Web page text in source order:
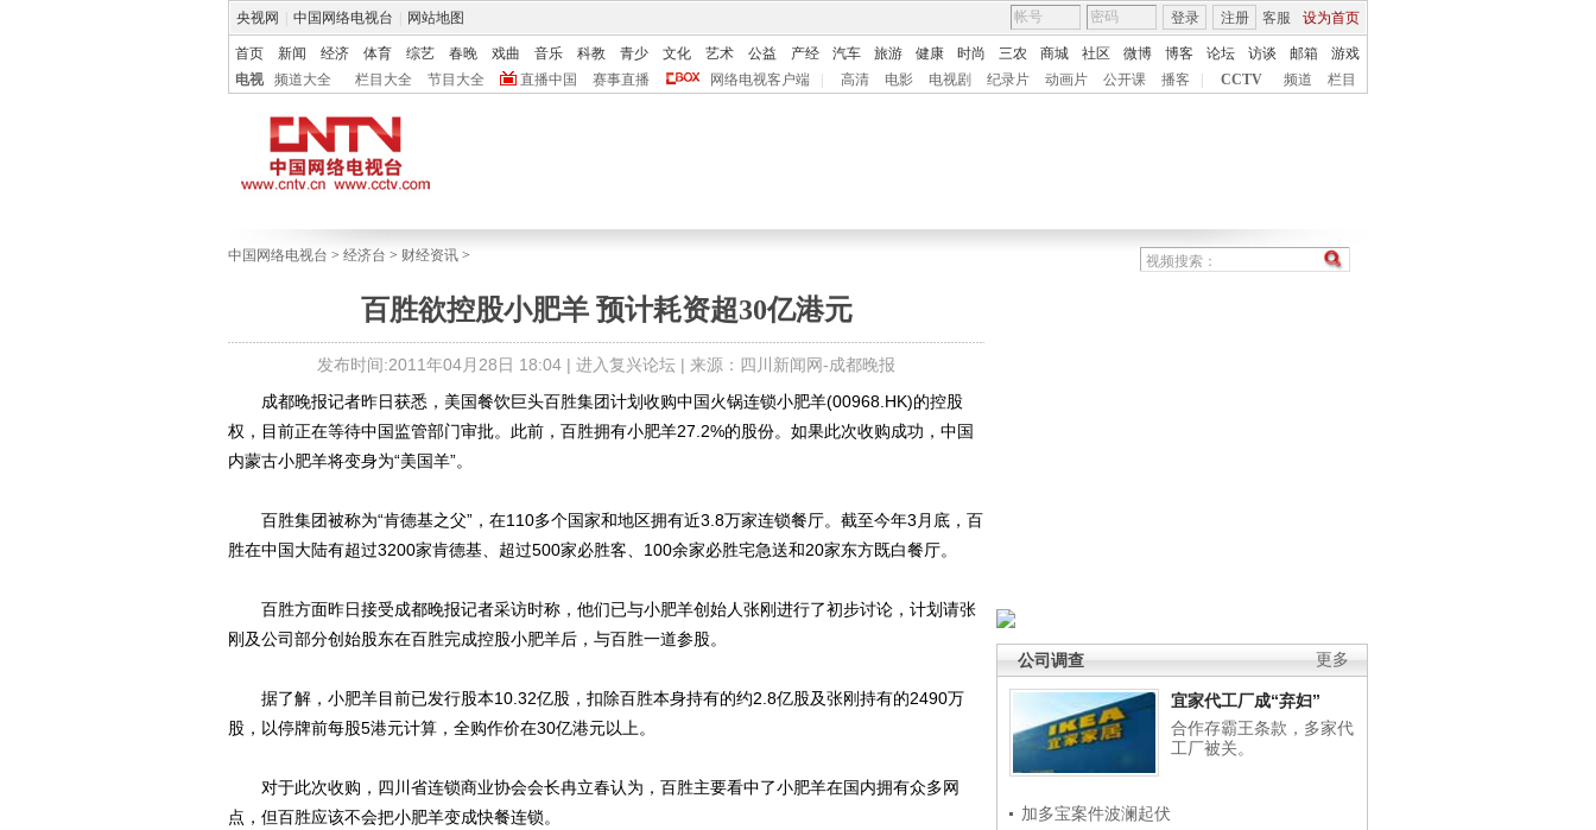
央视网 中国网络电视台 网站地图 客服 设为首页
登录 注册
首页 新闻 经济 体育 综艺 春晚 戏曲 音乐 科教 青少 文化 艺术 公益 产经 汽车 旅游 健康 时尚 三农 商城 社区 微博 博客 论坛 访谈 邮箱
游戏
电视
频道大全 栏目大全 节目大全 直播中国 赛事直播 网络电视客户端 高清 电影 电视剧 纪录片 动画片 公开课 播客 CCTV 频道 栏目
中国网络电视台 > 经济台 > 财经资讯 >
百胜欲控股小肥羊 预计耗资超30亿港元
发布时间:2011年04月28日 18:04 | 进入复兴论坛 | 来源：四川新闻网-成都晚报
更多
公司调查
宜家代工厂成“弃妇”
合作存霸王条款，多家代
工厂被关。
加多宝案件波澜起伏
成都晚报记者昨日获悉，美国餐饮巨头百胜集团计划收购中国火锅连锁小肥羊(00968.HK)的控股
权，目前正在等待中国监管部门审批。此前，百胜拥有小肥羊27.2%的股份。如果此次收购成功，中国
内蒙古小肥羊将变身为“美国羊”。
百胜集团被称为“肯德基之父”，在110多个国家和地区拥有近3.8万家连锁餐厅。截至今年3月底，百
胜在中国大陆有超过3200家肯德基、超过500家必胜客、100余家必胜宅急送和20家东方既白餐厅。
百胜方面昨日接受成都晚报记者采访时称，他们已与小肥羊创始人张刚进行了初步讨论，计划请张
刚及公司部分创始股东在百胜完成控股小肥羊后，与百胜一道参股。
据了解，小肥羊目前已发行股本10.32亿股，扣除百胜本身持有的约2.8亿股及张刚持有的2490万
股，以停牌前每股5港元计算，全购作价在30亿港元以上。
对于此次收购，四川省连锁商业协会会长冉立春认为，百胜主要看中了小肥羊在国内拥有众多网
点，但百胜应该不会把小肥羊变成快餐连锁。